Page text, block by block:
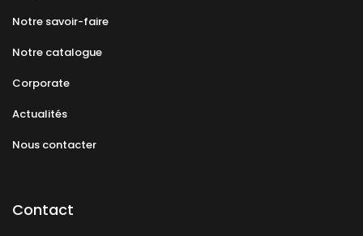
Notre savoir-faire
Notre catalogue
Corporate
Actualités
Nous contacter
Contact